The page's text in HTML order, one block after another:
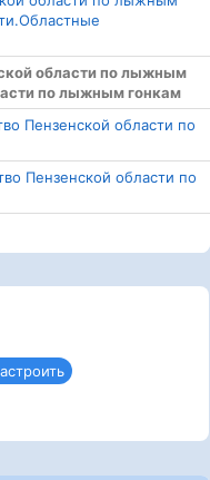
области по лыжным
по лыжным гонкам
Пензенской области по
Пензенской области по